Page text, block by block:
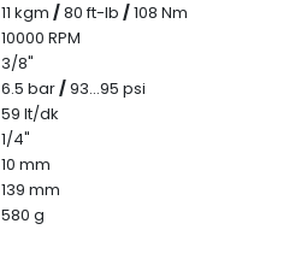
11 kgm /80 ft-lb /108 Nm
10000 RPM
3/8"
6.5 bar/93...95 psi
59 lt/dk
1/4"
10 mm
139 mm
580 g